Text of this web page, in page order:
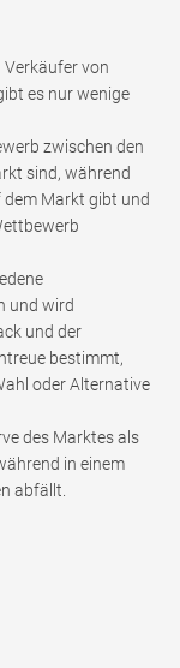
Verkäufer von
es nur wenige
zwischen den
sind, während
dem Markt gibt und
und wird
und der
bestimmt,
oder Alternative
des Marktes als
in einem
abfällt.